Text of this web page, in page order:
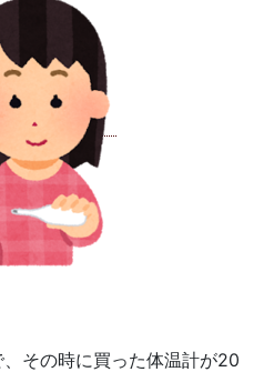
その時に買った体温計が20